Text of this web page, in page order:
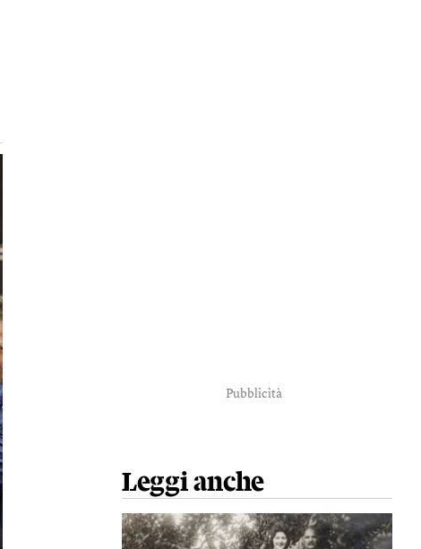
Pubblicità
Leggi anche